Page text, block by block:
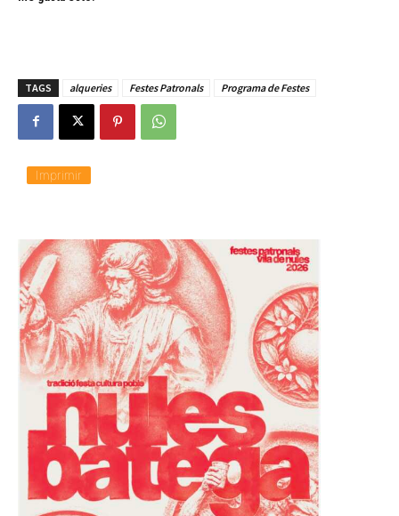
TAGS alqueries Festes Patronals Programa de Festes
Imprimir